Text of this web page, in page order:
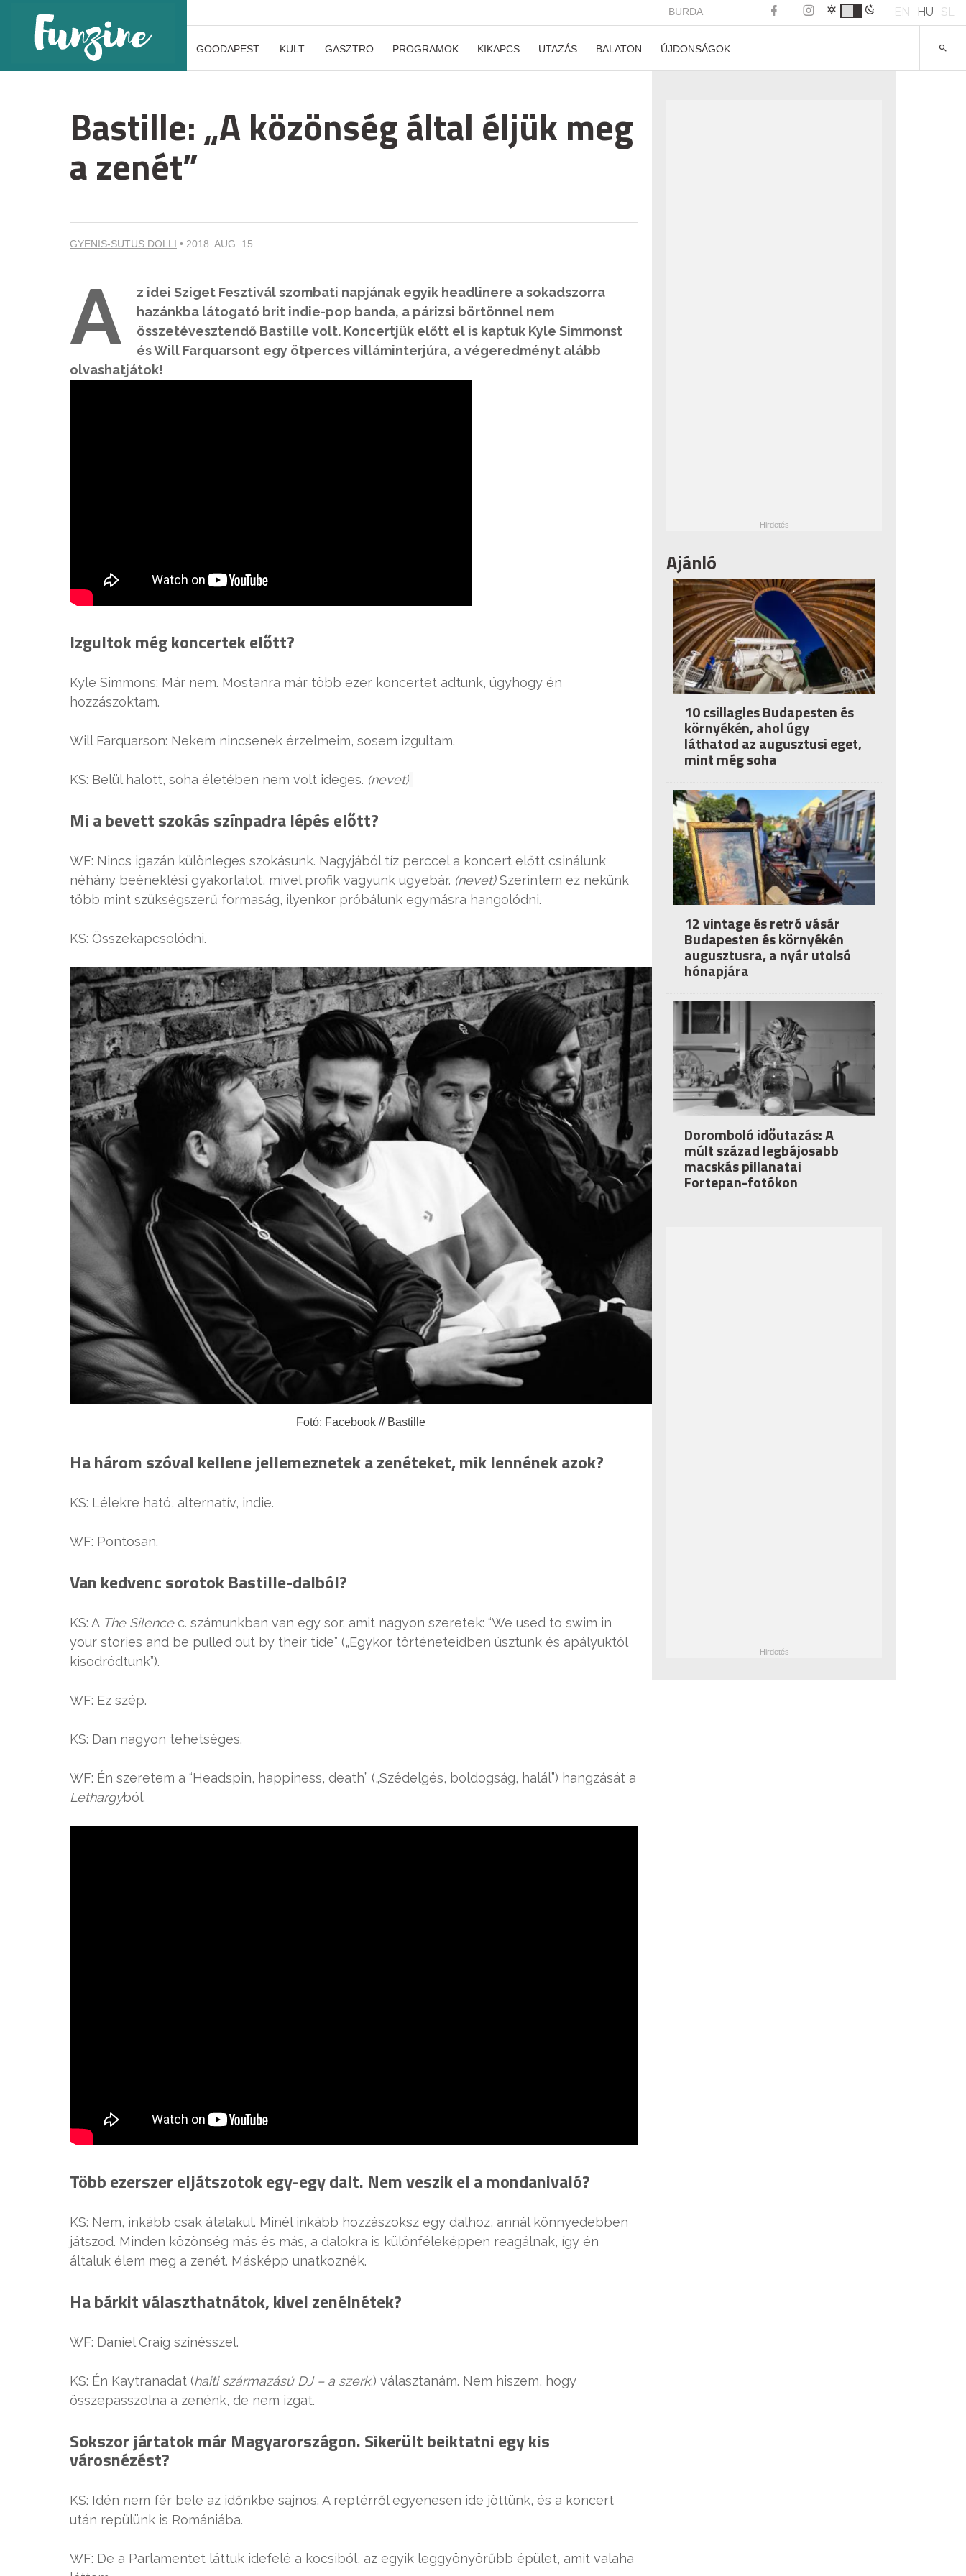
BURDA EN HU SL
GOODAPEST KULT GASZTRO PROGRAMOK KIKAPCS UTAZÁS BALATON ÚJDONSÁGOK
Bastille: „A közönség által éljük meg
a zenét”
GYENIS-SUTUS DOLLI • 2018. AUG. 15.
A
z idei Sziget Fesztivál szombati napjának egyik headlinere a sokadszorra
hazánkba látogató brit indie-pop banda, a párizsi börtönnel nem
összetévesztendő Bastille volt. Koncertjük előtt el is kaptuk Kyle Simmonst
és Will Farquarsont egy ötperces villáminterjúra, a végeredményt alább
olvashatjátok!
Izgultok még koncertek előtt?
Kyle Simmons: Már nem. Mostanra már több ezer koncertet adtunk, úgyhogy én
hozzászoktam.
Will Farquarson: Nekem nincsenek érzelmeim, sosem izgultam.
KS: Belül halott, soha életében nem volt ideges. (nevet)
Mi a bevett szokás színpadra lépés előtt?
WF: Nincs igazán különleges szokásunk. Nagyjából tíz perccel a koncert előtt csinálunk
néhány beéneklési gyakorlatot, mivel profik vagyunk ugyebár. (nevet)Szerintem ez nekünk
több mint szükségszerű formaság, ilyenkor próbálunk egymásra hangolódni.
KS: Összekapcsolódni.
Fotó: Facebook // Bastille
Ha három szóval kellene jellemeznetek a zenéteket, mik lennének azok?
KS: Lélekre ható, alternatív, indie.
WF: Pontosan.
Van kedvenc sorotok Bastille-dalból?
KS: A The Silencec. számunkban van egy sor, amit nagyon szeretek: “We used to swim in
your stories and be pulled out by their tide” („Egykor történeteidben úsztunk és apályuktól
kisodródtunk”).
WF: Ez szép.
KS: Dan nagyon tehetséges.
WF: Én szeretem a “Headspin, happiness, death” („Szédelgés, boldogság, halál”) hangzását a
Lethargyból.
Több ezerszer eljátszotok egy-egy dalt. Nem veszik el a mondanivaló?
KS: Nem, inkább csak átalakul. Minél inkább hozzászoksz egy dalhoz, annál könnyedebben
játszod. Minden közönség más és más, a dalokra is különféleképpen reagálnak, így én
általuk élem meg a zenét. Másképp unatkoznék.
Ha bárkit választhatnátok, kivel zenélnétek?
WF: Daniel Craig színésszel.
KS: Én Kaytranadat (haiti származású DJ – a szerk.) választanám. Nem hiszem, hogy
összepasszolna a zenénk, de nem izgat.
Sokszor jártatok már Magyarországon. Sikerült beiktatni egy kis
városnézést?
KS: Idén nem fér bele az időnkbe sajnos. A reptérről egyenesen ide jöttünk, és a koncert
után repülünk is Romániába.
WF: De a Parlamentet láttuk idefelé a kocsiból, az egyik leggyönyörűbb épület, amit valaha
Ajánló
10 csillagles Budapesten és
környékén, ahol úgy
láthatod az augusztusi eget,
mint még soha
12 vintage és retró vásár
Budapesten és környékén
augusztusra, a nyár utolsó
hónapjára
Doromboló időutazás: A
múlt század legbájosabb
macskás pillanatai
Fortepan-fotókon